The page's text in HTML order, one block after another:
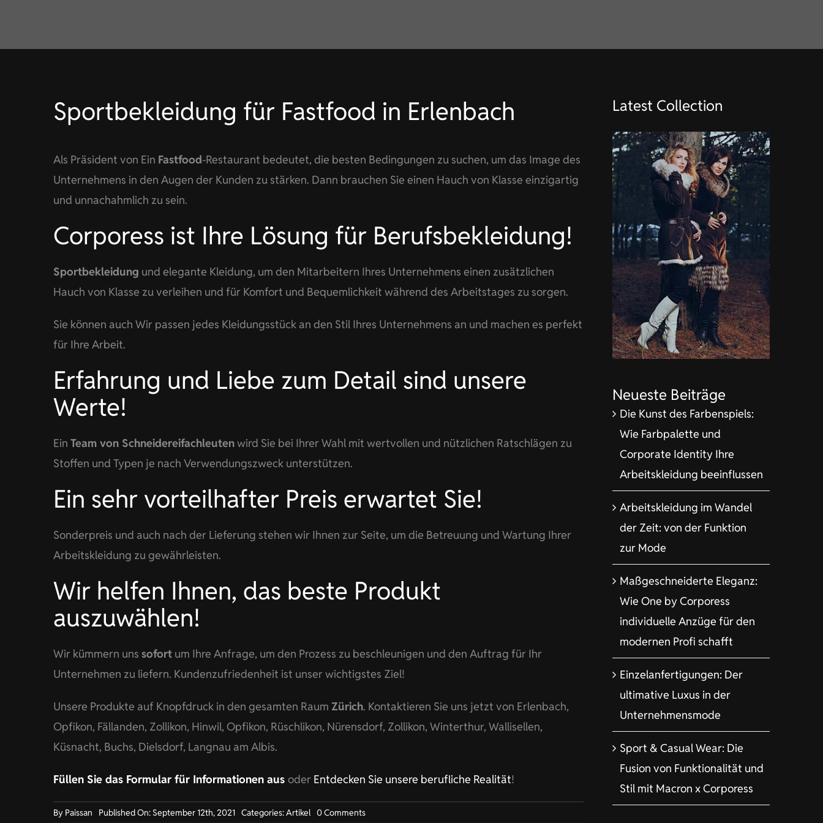
Sportbekleidung für Fastfood in Erlenbach
Als Präsident von Ein Fastfood-Restaurant bedeutet, die besten Bedingungen zu suchen, um das Image des
Unternehmens in den Augen der Kunden zu stärken. Dann brauchen Sie einen Hauch von Klasse einzigartig
und unnachahmlich zu sein.
Corporess ist Ihre Lösung für Berufsbekleidung!
Sportbekleidung und elegante Kleidung, um den Mitarbeitern Ihres Unternehmens einen zusätzlichen
Hauch von Klasse zu verleihen und für Komfort und Bequemlichkeit während des Arbeitstages zu sorgen.
Sie können auch Wir passen jedes Kleidungsstück an den Stil Ihres Unternehmens an und machen es perfekt
für Ihre Arbeit.
Erfahrung und Liebe zum Detail sind unsere
Werte!
Ein Team von Schneidereifachleutenwird Sie bei Ihrer Wahl mit wertvollen und nützlichen Ratschlägen zu
Stoffen und Typen je nach Verwendungszweck unterstützen.
Ein sehr vorteilhafter Preis erwartet Sie!
Sonderpreis und auch nach der Lieferung stehen wir Ihnen zur Seite, um die Betreuung und Wartung Ihrer
Arbeitskleidung zu gewährleisten.
Wir helfen Ihnen, das beste Produkt
auszuwählen!
Wir kümmern uns sofortum Ihre Anfrage, um den Prozess zu beschleunigen und den Auftrag für Ihr
Unternehmen zu liefern. Kundenzufriedenheit ist unser wichtigstes Ziel!
Unsere Produkte auf Knopfdruck in den gesamten Raum Zürich. Kontaktieren Sie uns jetzt von Erlenbach,
Opfikon, Fällanden, Zollikon, Hinwil, Opfikon, Rüschlikon, Nürensdorf, Zollikon, Winterthur, Wallisellen,
Küsnacht, Buchs, Dielsdorf, Langnau am Albis.
Füllen Sie das Formular für Informationen aus oder Entdecken Sie unsere berufliche Realität!
By Paissan Published On: September 12th, 2021 Categories:Artikel 0 Commentson
Latest Collection
Neueste Beiträge
Die Kunst des Farbenspiels:
Wie Farbpalette und
Corporate Identity Ihre
Arbeitskleidung beeinflussen
Arbeitskleidung im Wandel
der Zeit: von der Funktion
zur Mode
Maßgeschneiderte Eleganz:
Wie One by Corporess
individuelle Anzüge für den
modernen Profi schafft
Einzelanfertigungen: Der
ultimative Luxus in der
Unternehmensmode
Sport & Casual Wear: Die
Fusion von Funktionalität und
Stil mit Macron x Corporess